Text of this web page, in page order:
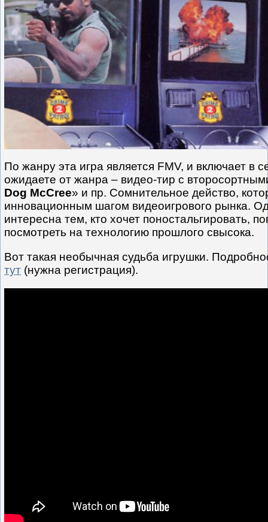
По жанру эта игра является FMV, и включает в
ожидаете от жанра – видео-тир с
Dog McCree» и пр. Сомнительное действо,
инновационным шагом видеоигрового рынка.
интересна тем, кто хочет поностальгировать,
посмотреть на технологию прошлого свысока.
Вот такая необычная судьба игрушки.
тут (нужна регистрация).